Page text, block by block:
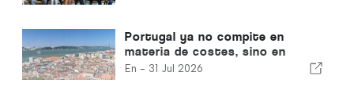
Portugal ya no compite en
materia de costes, sino en
materia de ecosistemas
En - 31 Jul 2026